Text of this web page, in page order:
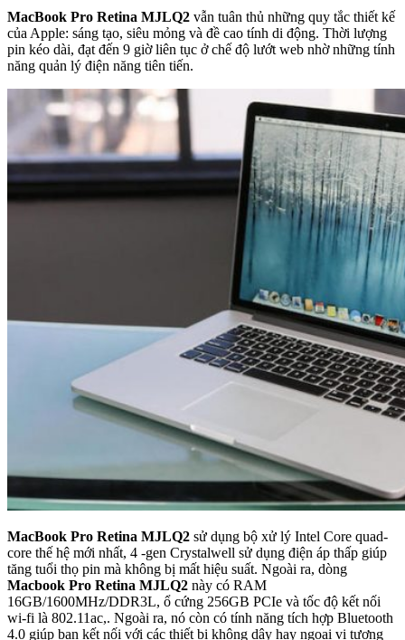
MacBook Pro Retina MJLQ2 vẫn tuân thủ những quy tắc thiết kế
của Apple: sáng tạo, siêu mỏng và đề cao tính di động. Thời lượng
pin kéo dài, đạt đến 9 giờ liên tục ở chế độ lướt web nhờ những tính
năng quản lý điện năng tiên tiến.
MacBook Pro Retina MJLQ2 sử dụng bộ xử lý Intel Core quad-
core thế hệ mới nhất, 4 -gen Crystalwell sử dụng điện áp thấp giúp
tăng tuổi thọ pin mà không bị mất hiệu suất. Ngoài ra, dòng
Macbook Pro Retina MJLQ2 này có RAM
16GB/1600MHz/DDR3L, ổ cứng 256GB PCIe và tốc độ kết nối
wi-fi là 802.11ac,. Ngoài ra, nó còn có tính năng tích hợp Bluetooth
4.0 giúp bạn kết nối với các thiết bị không dây hay ngoại vi tương